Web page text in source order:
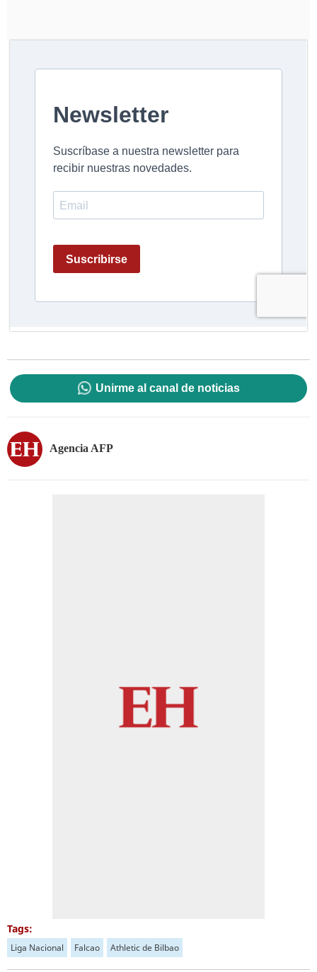
Unirme al canal de noticias
Agencia AFP
Tags:
Liga Nacional Falcao Athletic de Bilbao